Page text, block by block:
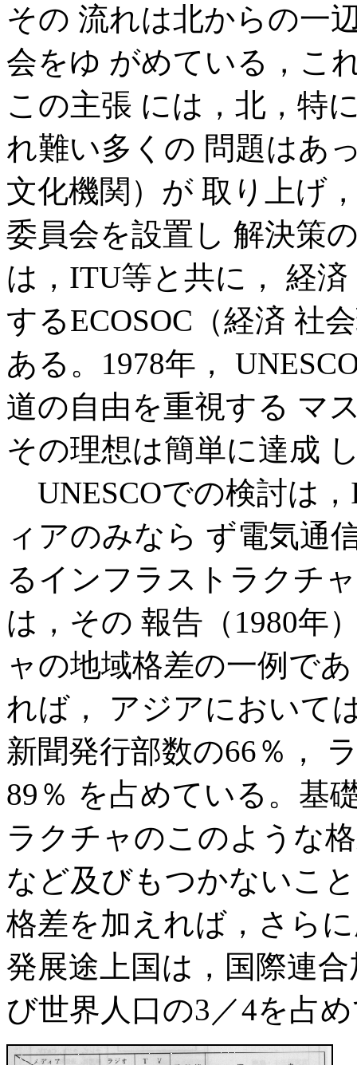
その 流れは北からの一
会をゆ がめている，こ
この主張 には，北，特
れ難い多くの 問題はあ
文化機関）が 取り上げ
委員会を設置し 解決策
は，ITU等と共に， 経
するECOSOC（経済 社
ある。1978年，
道の自由を重視する マ
その理想は簡単に達成
UNESCOでの検討は
ィアのみなら ず電気通
るインフラストラクチ
は，その 報告（1980年
ャの地域格差の一例で
れば， アジアにおいて
新聞発行部数の66％，
89％ を占めている。基
ラクチャのこのような
など及びもつかないこ
格差を加えれば，さら
発展途上国は，国際連
び世界人口の3／4を占